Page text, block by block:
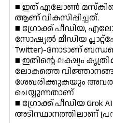
■ ഇത് എലോൺ
ആണ് വികസിപ്പിച്ചത്.
■ ഗ്രോക്ക് പീഡിയ,
സോഷ്യൽ മീഡിയ
Twitter)-നോടാണ്
■ ഇതിന്റെ ലക്ഷ്യം
ലോകത്തെ
ശേഖരിക്കുകയും
ചെയ്യുന്നതാണ്
■ ഗ്രോക്ക് പീഡിയ Grok
അടിസ്ഥാനത്തിലാണ്